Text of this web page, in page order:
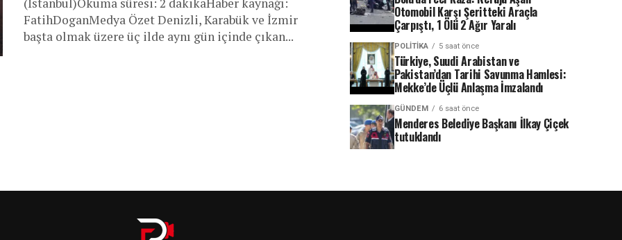
FatihDoganMedya Özet Denizli, Karabük ve İzmir
başta olmak üzere üç ilde aynı gün içinde çıkan...
Otomobil Karşı Şeritteki Araçla
Çarpıştı, 1 Ölü 2 Ağır Yaralı
POLITIKA 5 saat önce
Türkiye, Suudi Arabistan ve
Pakistan’dan Tarihi Savunma Hamlesi:
Mekke’de Üçlü Anlaşma İmzalandı
GÜNDEM 6 saat önce
Menderes Belediye Başkanı İlkay Çiçek
tutuklandı